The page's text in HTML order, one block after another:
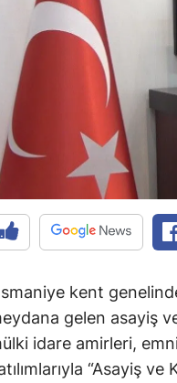
kent
gelen asayiş
idare amirleri,
“Asayiş